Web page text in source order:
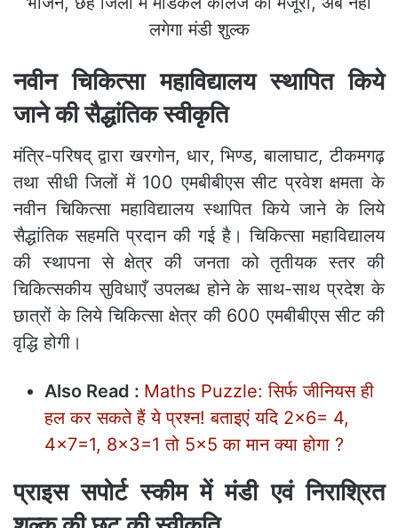
नवीन चिकित्सा महाविद्यालय स्थापित किये
जाने की सैद्धांतिक स्वीकृति
मंत्रि-परिषद् द्वारा खरगोन, धार, भिण्ड, बालाघाट, टीकमगढ़
तथा सीधी जिलों में 100 एमबीबीएस सीट प्रवेश क्षमता के
नवीन चिकित्सा महाविद्यालय स्थापित किये जाने के लिये
सैद्धांतिक सहमति प्रदान की गई है। चिकित्सा महाविद्यालय
की स्थापना से क्षेत्र की जनता को तृतीयक स्तर की
चिकित्सकीय सुविधाएँ उपलब्ध होने के साथ-साथ प्रदेश के
छात्रों के लिये चिकित्सा क्षेत्र की 600 एमबीबीएस सीट की
वृद्धि होगी।
Also Read : Maths Puzzle: सिर्फ जीनियस ही
हल कर सकते हैं ये प्रश्‍न! बताइएं यदि 2×6= 4,
4×7=1, 8×3=1 तो 5×5 का मान क्‍या होगा ?
प्राइस सपोर्ट स्कीम में मंडी एवं निराश्रित